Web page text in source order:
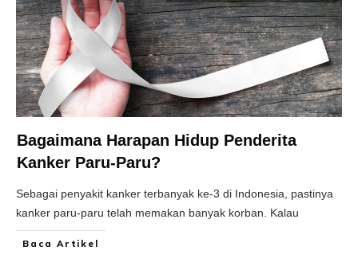
Bagaimana Harapan Hidup Penderita
Kanker Paru-Paru?
Sebagai penyakit kanker terbanyak ke-3 di Indonesia, pastinya
kanker paru-paru telah memakan banyak korban. Kalau
Baca Artikel